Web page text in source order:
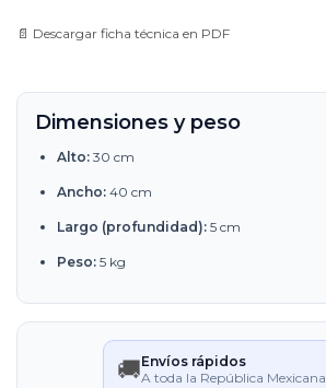
📄 Descargar ficha técnica en PDF
Dimensiones y peso
Alto: 30 cm
Ancho: 40 cm
Largo (profundidad): 5 cm
Peso: 5 kg
🚚Envíos rápidos
A toda la República Mexicana